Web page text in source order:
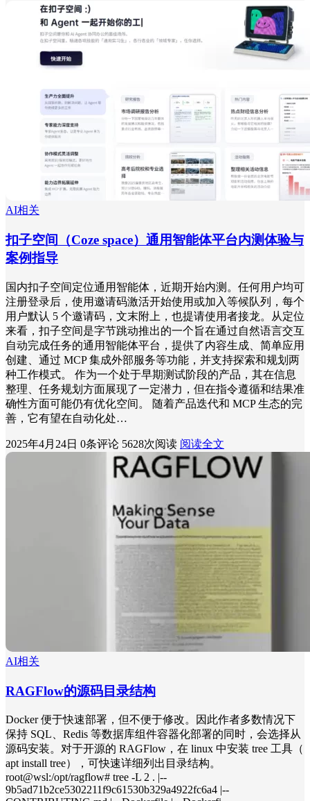
AI相关
扣子空间（Coze space）通用智能体平台内测体验与
案例指导
国内扣子空间定位通用智能体，近期开始内测。任何用户均可
注册登录后，使用邀请码激活开始使用或加入等候队列，每个
用户默认 5 个邀请码，文末附上，也提请使用者接龙。从定位
来看，扣子空间是字节跳动推出的一个旨在通过自然语言交互
自动完成任务的通用智能体平台，提供了内容生成、简单应用
创建、通过 MCP 集成外部服务等功能，并支持探索和规划两
种工作模式。 作为一个处于早期测试阶段的产品，其在信息
整理、任务规划方面展现了一定潜力，但在指令遵循和结果准
确性方面可能仍有优化空间。 随着产品迭代和 MCP 生态的完
善，它有望在自动化处…
2025年4月24日 0条评论 5628次阅读 阅读全文
AI相关
RAGFlow的源码目录结构
Docker 便于快速部署，但不便于修改。因此作者多数情况下
保持 SQL、Redis 等数据库组件容器化部署的同时，会选择从
源码安装。对于开源的 RAGFlow，在 linux 中安装 tree 工具（
apt install tree），可快速详细列出目录结构。
root@wsl:/opt/ragflow# tree -L 2 . |--
9b5ad71b2ce5302211f9c61530b329a4922fc6a4 |--